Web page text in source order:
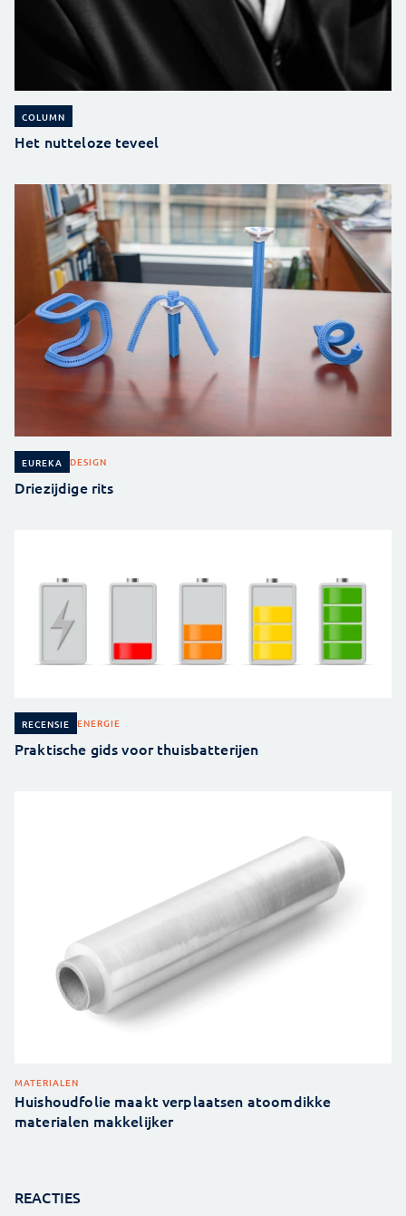
COLUMN
Het nutteloze teveel
EUREKA DESIGN
Driezijdige rits
RECENSIE ENERGIE
Praktische gids voor thuisbatterijen
MATERIALEN
Huishoudfolie maakt verplaatsen atoomdikke
materialen makkelijker
REACTIES